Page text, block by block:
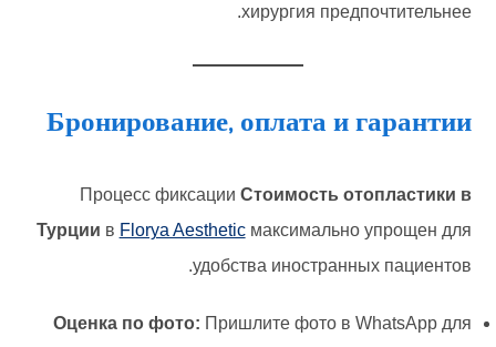
хирургия предпочтительнее.
Бронирование, оплата и гарантии
Процесс фиксации Стоимость отопластики в
Турции в Florya Aestheticмаксимально упрощен для
удобства иностранных пациентов.
Оценка по фото: Пришлите фото в WhatsApp для